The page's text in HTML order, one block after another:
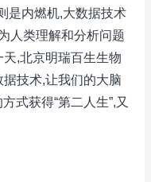
内燃机,大数据技术
人类理解和分析问题
,北京明瑞百生生物
技术,让我们的大脑
式获得“第二人生”,又